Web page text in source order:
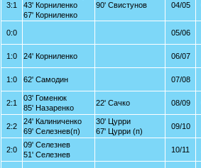
3:1
43' Корниленко
67' Корниленко
90' Свистунов 04/05
0:0 05/06
1:0 24' Корниленко 06/07
1:0 62' Самодин 07/08
2:1
03' Гоменюк
85' Назаренко
22' Сачко 08/09
2:2
24' Калиниченко
69' Селезнев(п)
30' Цурри
67' Цурри (п)
09/10
2:0
09' Селезнев
51' Селезнев
10/11